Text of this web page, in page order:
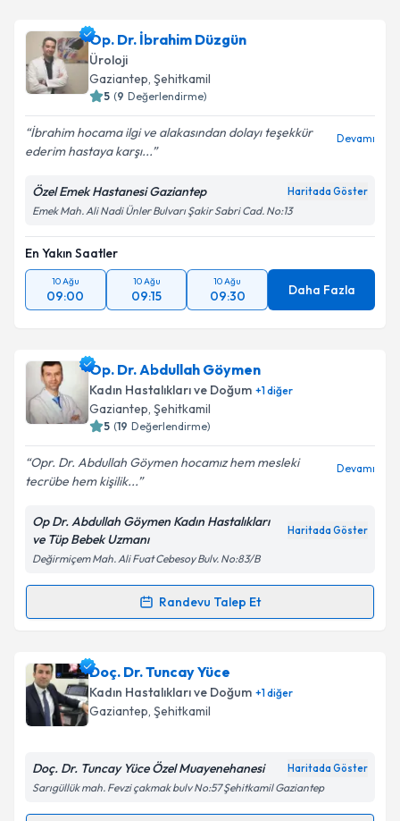
Op. Dr. İbrahim Düzgün
Üroloji
Gaziantep, Şehitkamil
5 (9 Değerlendirme)
İbrahim hocama ilgi ve alakasından dolayı teşekkür
ederim hastaya karşı...
Devamı
Özel Emek Hastanesi Gaziantep Haritada Göster
Emek Mah. Ali Nadi Ünler Bulvarı Şakir Sabri Cad. No:13
En Yakın Saatler
10 Ağu
09:00
10 Ağu
09:15
10 Ağu
09:30 Daha Fazla
Op. Dr. Abdullah Göymen
Kadın Hastalıkları ve Doğum +1diğer
Gaziantep, Şehitkamil
5 (19 Değerlendirme)
Opr. Dr. Abdullah Göymen hocamız hem mesleki
tecrübe hem kişilik...
Devamı
Op Dr. Abdullah Göymen Kadın Hastalıkları
ve Tüp Bebek Uzmanı
Haritada Göster
Değirmiçem Mah. Ali Fuat Cebesoy Bulv. No:83/B
Randevu Talep Et
Randevu Takvimi Talebi
Op. Dr. Abdullah Göymeniçin randevu takvimi talebi
oluşturun. Size bu uzmandan randevu almanız için bir
takvim hazırlandığında e-posta ile bilgilendireceğiz.
Doç. Dr. Tuncay Yüce
Kadın Hastalıkları ve Doğum +1diğer
Gaziantep, Şehitkamil
Doç. Dr. Tuncay Yüce Özel Muayenehanesi Haritada Göster
Sarıgüllük mah. Fevzi çakmak bulv No:57 Şehitkamil Gaziantep